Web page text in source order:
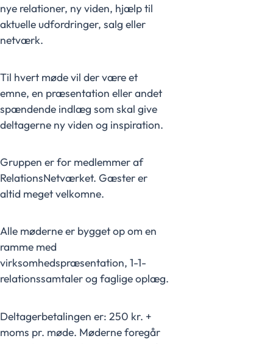
nye relationer, ny viden, hjælp til
aktuelle udfordringer, salg eller
netværk.
Til hvert møde vil der være et
emne, en præsentation eller andet
spændende indlæg som skal give
deltagerne ny viden og inspiration.
Gruppen er for medlemmer af
RelationsNetværket. Gæster er
altid meget velkomne.
Alle møderne er bygget op om en
ramme med
virksomhedspræsentation, 1-1-
relationssamtaler og faglige oplæg.
Deltagerbetalingen er: 250 kr. +
moms pr. møde. Møderne foregår